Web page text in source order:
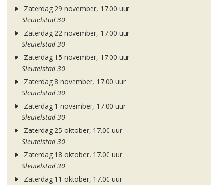
Zaterdag 29 november, 17.00 uur
Sleutelstad 30
Zaterdag 22 november, 17.00 uur
Sleutelstad 30
Zaterdag 15 november, 17.00 uur
Sleutelstad 30
Zaterdag 8 november, 17.00 uur
Sleutelstad 30
Zaterdag 1 november, 17.00 uur
Sleutelstad 30
Zaterdag 25 oktober, 17.00 uur
Sleutelstad 30
Zaterdag 18 oktober, 17.00 uur
Sleutelstad 30
Zaterdag 11 oktober, 17.00 uur